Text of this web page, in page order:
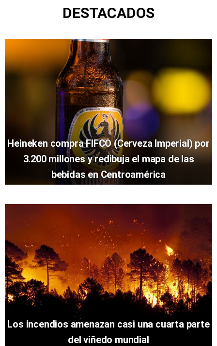
DESTACADOS
Heineken compra FIFCO (Cerveza Imperial) por
3.200 millones y redibuja el mapa de las
bebidas en Centroamérica
Los incendios amenazan casi una cuarta parte
del viñedo mundial